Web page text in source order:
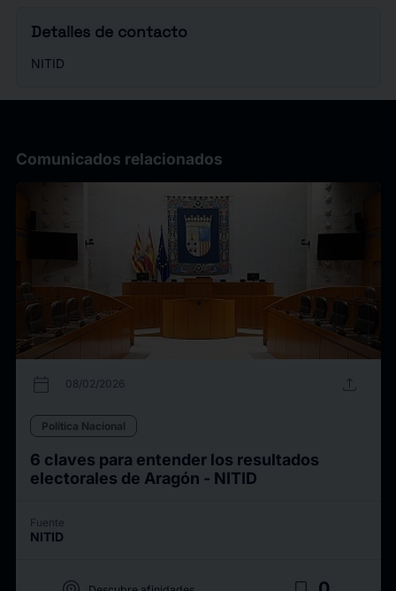
Detalles de contacto
NITID
Comunicados relacionados
calendar_today 08/02/2026 upload
Política Nacional
6 claves para entender los resultados
electorales de Aragón - NITID
Fuente
NITID